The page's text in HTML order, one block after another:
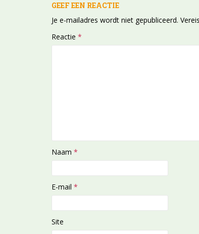
GEEF EEN REACTIE
Je e-mailadres wordt niet gepubliceerd.
Reactie *
Naam *
E-mail *
Site